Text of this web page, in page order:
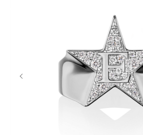
ボディ・ヘアケア
インナーケア
ツール
ジュエリー